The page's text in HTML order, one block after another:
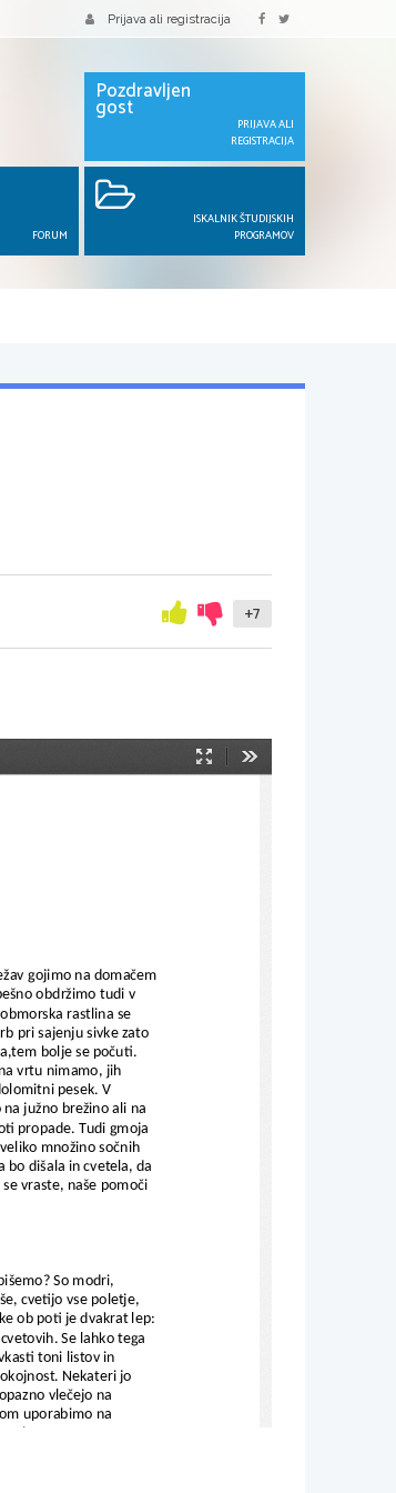
Prijava ali registracija
Pozdravljen
gost
PRIJAVA ALI
REGISTRACIJA
FORUM
ISKALNIK ŠTUDIJSKIH
PROGRAMOV
+7
Način
gojimo na domačem
obdržimo tudi v
rastlina se
pri sajenju sivke zato
bolje se počuti.
vrtu nimamo, jih
pesek. V
južno brežino ali na
propade. Tudi gmoja
množino sočnih
bo dišala in cvetela, da
vraste, naše pomoči
So modri,
cvetijo vse poletje,
ob poti je dvakrat lep:
Se lahko tega
toni listov in
Nekateri jo
vlečejo na
uporabimo na